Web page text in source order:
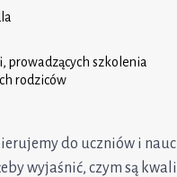
prowadzących szkolenia
rodziców
do uczniów i
wyjaśnić, czym są